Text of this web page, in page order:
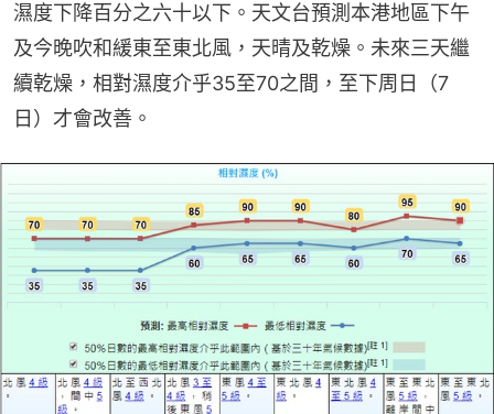
濕度下降百分之六十以下。天文台預測本港地區下午
及今晚吹和緩東至東北風，天晴及乾燥。未來三天繼
續乾燥，相對濕度介乎35至70之間，至下周日（7
日）才會改善。